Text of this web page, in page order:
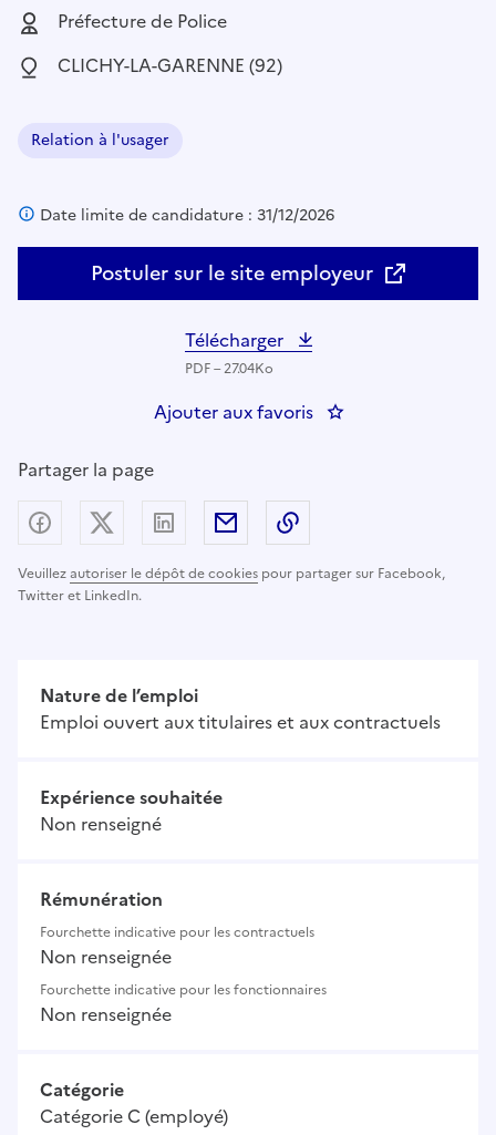
Employeur :
Préfecture de Police
Localisation :
CLICHY-LA-GARENNE (92)
Domaine :
Relation à l'usager
Postuler sur le site employeur
Date limite de candidature : 31/12/2026
Télécharger
PDF – 27.04Ko
Ajouter aux favoris : DSPAP/DTSP92/
Partager la page
Veuillezautoriser le dépôt de cookies pour partager sur Facebook,
Twitter et LinkedIn.
Partager sur Facebook
Partager sur X (anciennement Twitter) -
Partager sur LinkedIn
Partager par email
Nature de l’emploi
Emploi ouvert aux titulaires et aux contractuels
Expérience souhaitée
Non renseigné
Rémunération
Fourchette indicative pour les contractuels
Non renseignée
Fourchette indicative pour les fonctionnaires
Non renseignée
Catégorie
Catégorie C (employé)